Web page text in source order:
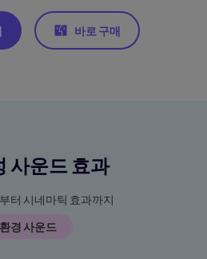
바로 구매
사운드 효과
터 시네마틱 효과까지
환경 사운드